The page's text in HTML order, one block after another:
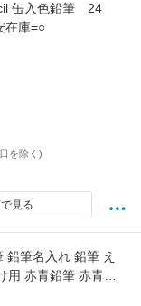
缶入色鉛筆 24
庫=○
を除く)
見る
鉛筆名入れ 鉛筆 え
用 赤青鉛筆 赤青え
3 トンボ鉛筆